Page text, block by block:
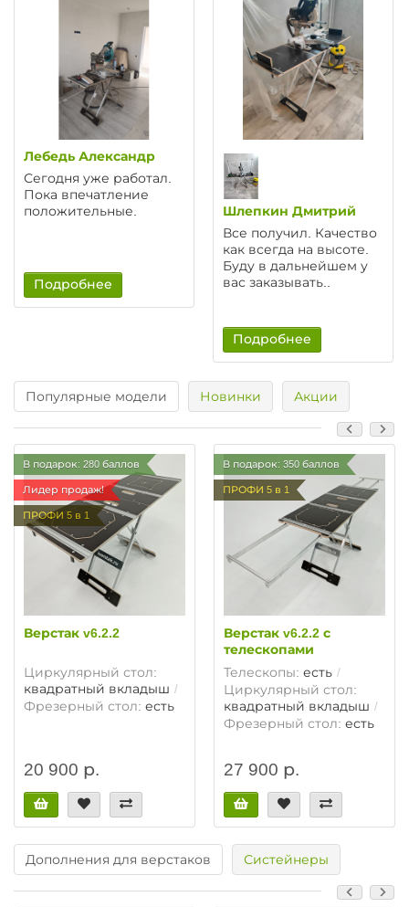
Лебедь Александр
Сегодня уже работал.
Пока впечатление
положительные.
Подробнее
Шлепкин Дмитрий
Все получил. Качество
как всегда на высоте.
Буду в дальнейшем у
вас заказывать..
Подробнее
Популярные модели Новинки Акции
В подарок: 280 баллов
Лидер продаж!
ПРОФИ 5 в 1
Верстак v6.2.2
Циркулярный стол:
квадратный вкладыш
Фрезерный стол: есть
20 900 р.
В подарок: 350 баллов
ПРОФИ 5 в 1
Верстак v6.2.2 с
телескопами
Телескопы: есть
Циркулярный стол:
квадратный вкладыш
Фрезерный стол: есть
27 900 р.
Дополнения для верстаков Систейнеры